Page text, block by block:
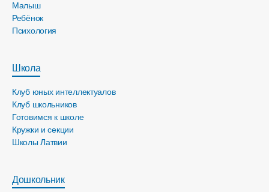
Малыш
Ребёнок
Психология
Школа
Клуб юных интеллектуалов
Клуб школьников
Готовимся к школе
Кружки и секции
Школы Латвии
Дошкольник